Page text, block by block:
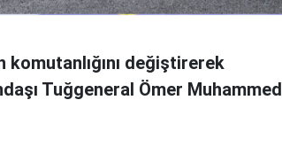
değiştirerek
Tuğgeneral Ömer Muhammed